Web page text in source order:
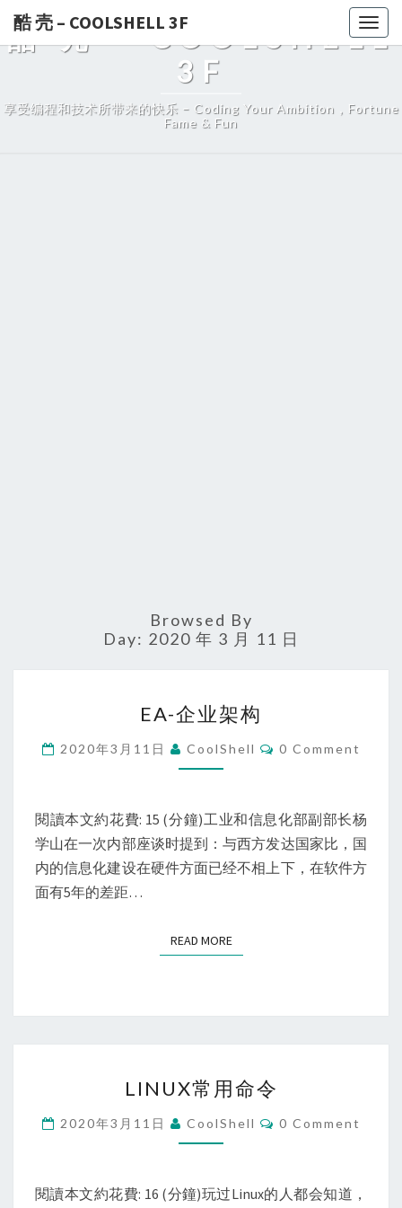
酷 壳 – COOLSHELL 3F
酷 壳 – COOLSHELL
3F
享受编程和技术所带来的快乐 – Coding Your Ambition，Fortune
Fame & Fun
Browsed By
Day: 2020 年 3 月 11 日
企
业
架
EA-企业架构
2020年3月11日 CoolShell Comments
0 Comment
閱讀本文約花費: 15 (分鐘)工业和信息化部副部长杨
学山在一次内部座谈时提到：与西方发达国家比，国
内的信息化建设在硬件方面已经不相上下，在软件方
面有5年的差距…
READ MOREREAD MORE
常
用
命
LINUX常用命令
2020年3月11日 CoolShell Comments
0 Comment
閱讀本文約花費: 16 (分鐘)玩过Linux的人都会知道，